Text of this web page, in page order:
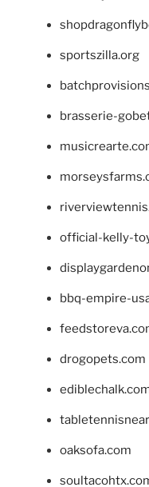
sportszilla.org
brasserie-
official-kelly-
bbq-empire-
drogopets.com
oaksofa.com